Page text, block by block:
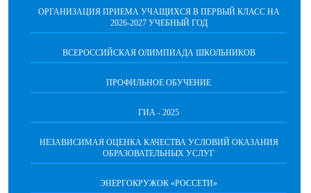
ОРГАНИЗАЦИЯ ПРИЕМА УЧАЩИХСЯ В ПЕРВЫЙ КЛАСС НА
2026-2027 УЧЕБНЫЙ ГОД
ВСЕРОССИЙСКАЯ ОЛИМПИАДА ШКОЛЬНИКОВ
ПРОФИЛЬНОЕ ОБУЧЕНИЕ
ГИА - 2025
НЕЗАВИСИМАЯ ОЦЕНКА КАЧЕСТВА УСЛОВИЙ ОКАЗАНИЯ
ОБРАЗОВАТЕЛЬНЫХ УСЛУГ
ЭНЕРГОКРУЖОК «РОССЕТИ»